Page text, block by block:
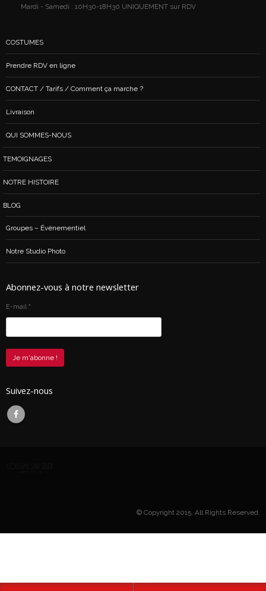
Mardi - Samedi : 10H30-18H30 UNIQUEMENT sur RDV
COSTUMES
Prendre RDV en ligne
CONTACT / Tarifs / Comment ça marche ?
Livraison
QUI SOMMES-NOUS
TEMOIGNAGES
NOTRE HISTOIRE
BLOG
Groupes – Événementiel
Notre Studio Photo
Abonnez-vous à notre newsletter
E-mail *
Suivez-nous
© Copyright 2015. All Rights Reserved.